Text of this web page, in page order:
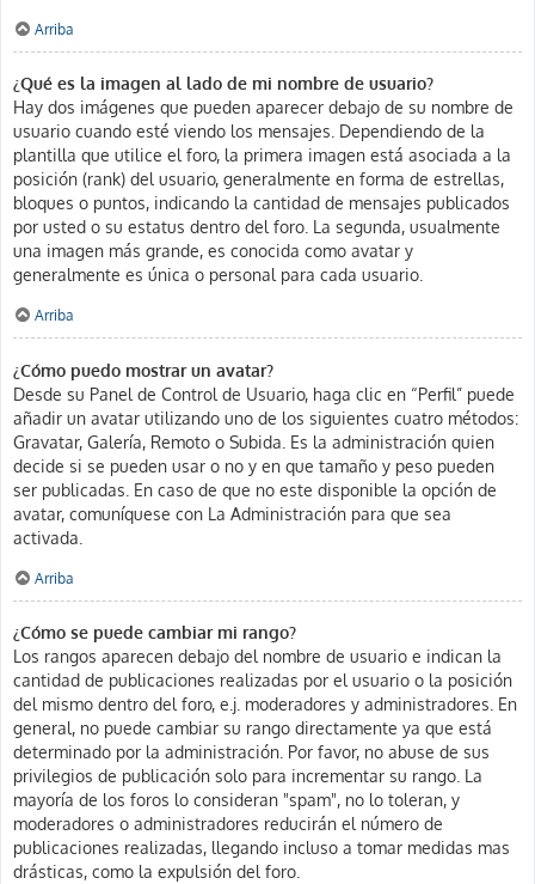
Arriba
¿Qué es la imagen al lado de mi nombre de usuario?
Hay dos imágenes que pueden aparecer debajo de su nombre de
usuario cuando esté viendo los mensajes. Dependiendo de la
plantilla que utilice el foro, la primera imagen está asociada a la
posición (rank) del usuario, generalmente en forma de estrellas,
bloques o puntos, indicando la cantidad de mensajes publicados
por usted o su estatus dentro del foro. La segunda, usualmente
una imagen más grande, es conocida como avatar y
generalmente es única o personal para cada usuario.
Arriba
¿Cómo puedo mostrar un avatar?
Desde su Panel de Control de Usuario, haga clic en “Perfil” puede
añadir un avatar utilizando uno de los siguientes cuatro métodos:
Gravatar, Galería, Remoto o Subida. Es la administración quien
decide si se pueden usar o no y en que tamaño y peso pueden
ser publicadas. En caso de que no este disponible la opción de
avatar, comuníquese con La Administración para que sea
activada.
Arriba
¿Cómo se puede cambiar mi rango?
Los rangos aparecen debajo del nombre de usuario e indican la
cantidad de publicaciones realizadas por el usuario o la posición
del mismo dentro del foro, e.j. moderadores y administradores. En
general, no puede cambiar su rango directamente ya que está
determinado por la administración. Por favor, no abuse de sus
privilegios de publicación solo para incrementar su rango. La
mayoría de los foros lo consideran "spam", no lo toleran, y
moderadores o administradores reducirán el número de
publicaciones realizadas, llegando incluso a tomar medidas mas
drásticas, como la expulsión del foro.